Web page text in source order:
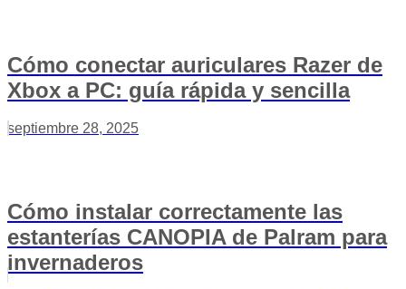
Cómo conectar auriculares Razer de
Xbox a PC: guía rápida y sencilla
septiembre 28, 2025
Cómo instalar correctamente las
estanterías CANOPIA de Palram para
invernaderos